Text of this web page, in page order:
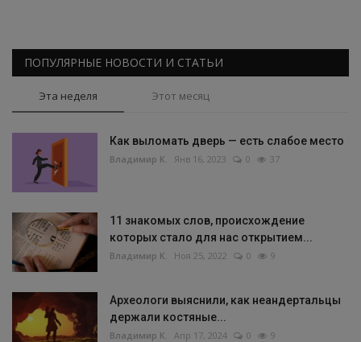
ПОПУЛЯРНЫЕ НОВОСТИ И СТАТЬИ
Эта неделя Этот месяц
Как выломать дверь — есть слабое место
Владимир К. Янв 16, 2023 0 37
11 знакомых слов, происхождение
которых стало для нас открытием...
Владимир К. Ноя 25, 2022 0 9
Археологи выяснили, как неандертальцы
держали костяные...
Владимир К. Апр 17, 2024 0 9